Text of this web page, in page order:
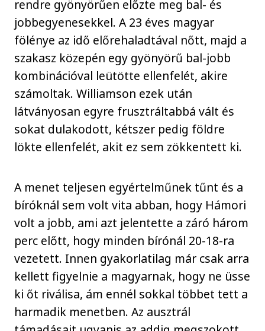
rendre gyönyörűen előzte meg bal- és
jobbegyenesekkel. A 23 éves magyar
fölénye az idő előrehaladtával nőtt, majd a
szakasz közepén egy gyönyörű bal-jobb
kombinációval leütötte ellenfelét, akire
számoltak. Williamson ezek után
látványosan egyre frusztráltabbá vált és
sokat dulakodott, kétszer pedig földre
lökte ellenfelét, akit ez sem zökkentett ki.
A menet teljesen egyértelműnek tűnt és a
bíróknál sem volt vita abban, hogy Hámori
volt a jobb, ami azt jelentette a záró három
perc előtt, hogy minden bírónál 20-18-ra
vezetett. Innen gyakorlatilag már csak arra
kellett figyelnie a magyarnak, hogy ne üsse
ki őt riválisa, ám ennél sokkal többet tett a
harmadik menetben. Az ausztrál